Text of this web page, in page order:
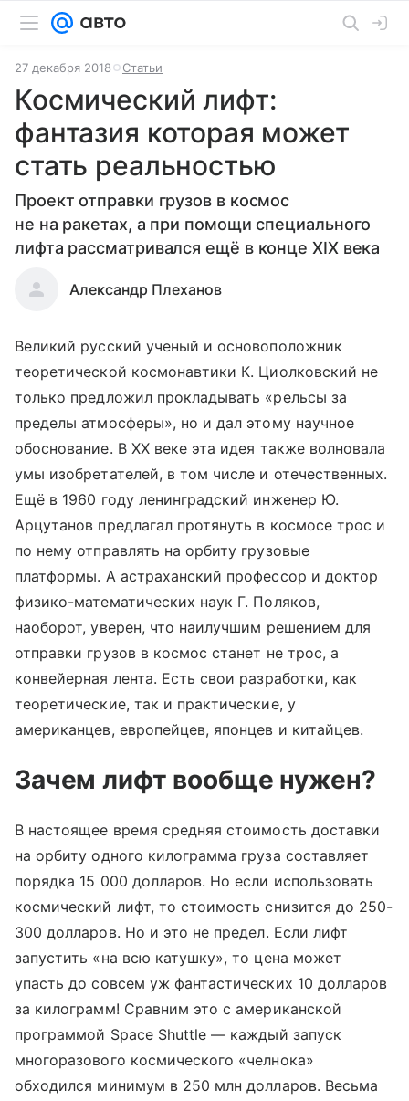
27 декабря 2018 Статьи
Космический лифт:
фантазия которая может
стать реальностью
Проект отправки грузов в космос
не на ракетах, а при помощи специального
лифта рассматривался ещё в конце XIX века
Александр Плеханов
Великий русский ученый и основоположник
теоретической космонавтики К. Циолковский не
только предложил прокладывать «рельсы за
пределы атмосферы», но и дал этому научное
обоснование. В ХХ веке эта идея также волновала
умы изобретателей, в том числе и отечественных.
Ещё в 1960 году ленинградский инженер Ю.
Арцутанов предлагал протянуть в космосе трос и
по нему отправлять на орбиту грузовые
платформы. А астраханский профессор и доктор
физико-математических наук Г. Поляков,
наоборот, уверен, что наилучшим решением для
отправки грузов в космос станет не трос, а
конвейерная лента. Есть свои разработки, как
теоретические, так и практические, у
американцев, европейцев, японцев и китайцев.
Зачем лифт вообще нужен?
В настоящее время средняя стоимость доставки
на орбиту одного килограмма груза составляет
порядка 15 000 долларов. Но если использовать
космический лифт, то стоимость снизится до 250-
300 долларов. Но и это не предел. Если лифт
запустить «на всю катушку», то цена может
упасть до совсем уж фантастических 10 долларов
за килограмм! Сравним это с американской
программой Space Shuttle — каждый запуск
многоразового космического «челнока»
обходился минимум в 250 млн долларов. Весьма